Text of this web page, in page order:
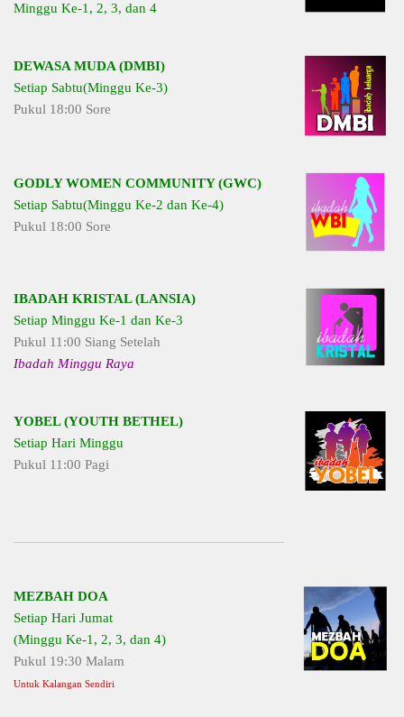
Minggu Ke-1, 2, 3, dan 4
DEWASA MUDA (DMBI)
Setiap Sabtu(Minggu Ke-3)
Pukul 18:00 Sore
GODLY WOMEN COMMUNITY (GWC)
Setiap Sabtu(Minggu Ke-2 dan Ke-4)
Pukul 18:00 Sore
IBADAH KRISTAL (LANSIA)
Setiap Minggu Ke-1 dan Ke-3
Pukul 11:00 Siang Setelah
Ibadah Minggu Raya
YOBEL (YOUTH BETHEL)
Setiap Hari Minggu
Pukul 11:00 Pagi
MEZBAH DOA
Setiap Hari Jumat
(Minggu Ke-1, 2, 3, dan 4)
Pukul 19:30 Malam
Untuk Kalangan Sendiri